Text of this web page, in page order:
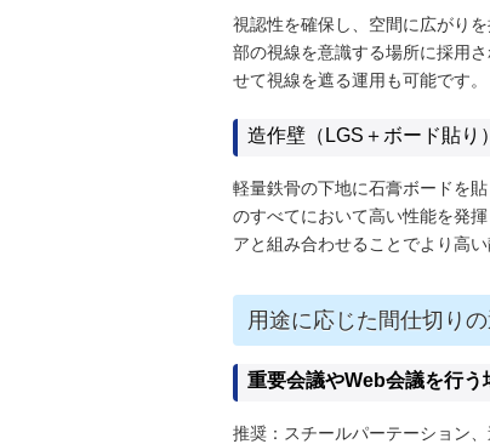
視認性を確保し、空間に広がり
部の視線を意識する場所に採用
せて視線を遮る運用も可能です。
造作壁（LGS＋ボード貼り）
軽量鉄骨の下地に石膏ボードを
のすべてにおいて高い性能を発
アと組み合わせることでより高い
用途に応じた間仕切り
重要会議やWeb会議を行う
推奨：スチールパーテーション